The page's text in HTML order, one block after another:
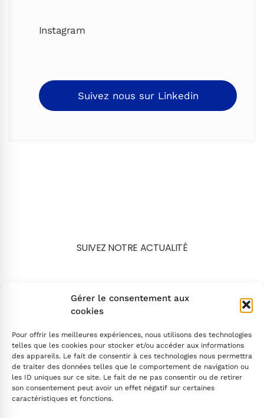
Gérer le consentement aux
cookies
Pour offrir les meilleures expériences, nous utilisons des technologies
telles que les cookies pour stocker et/ou accéder aux informations
des appareils. Le fait de consentir à ces technologies nous permettra
de traiter des données telles que le comportement de navigation ou
les ID uniques sur ce site. Le fait de ne pas consentir ou de retirer
son consentement peut avoir un effet négatif sur certaines
caractéristiques et fonctions.
Instagram
Suivez nous sur Linkedin
SUIVEZ NOTRE ACTUALITÉ
INSCRIVEZ-VOUS